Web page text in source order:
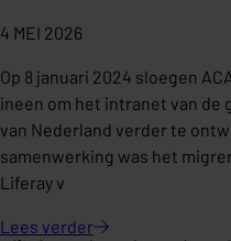
4 MEI 2026
Op 8 januari 2024 sloegen
ineen om het intranet van
van Nederland verder te
samenwerking was het
Liferay v
Lees verder